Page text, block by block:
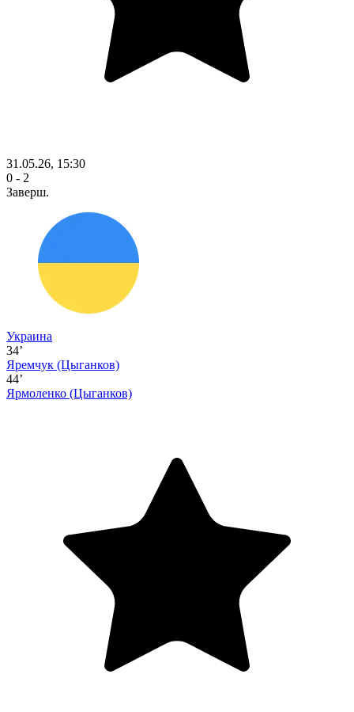
31.05.26, 15:30
0 - 2
Заверш.
Украина
34’
Яремчук (Цыганков)
44’
Ярмоленко (Цыганков)